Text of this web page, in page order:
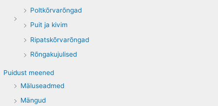
Poltkõrvarõngad
Puit ja kivim
Ripatskõrvarõngad
Rõngakujulised
Puidust meened
Mäluseadmed
Mängud